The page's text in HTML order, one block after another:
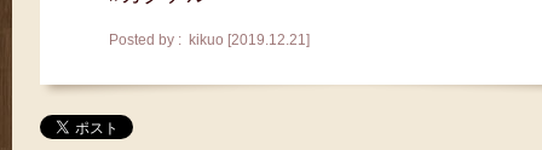
Posted by : kikuo [2019.12.21]